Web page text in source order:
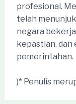
profesional.
telah
negara
kepastian, dan
pemerintahan.
)* Penulis